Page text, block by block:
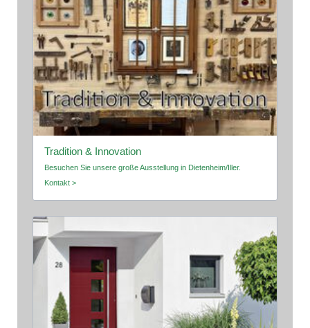
Tradition & Innovation
Besuchen Sie unsere große Ausstellung in Dietenheim/Iller.
Kontakt >